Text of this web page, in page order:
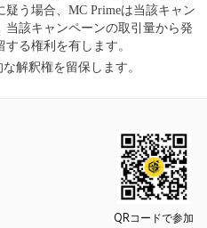
う場合、MC Primeは当該キャン
該キャンペーンの取引量から発
る権利を有します。
解釈権を留保します。
QRコードで参加